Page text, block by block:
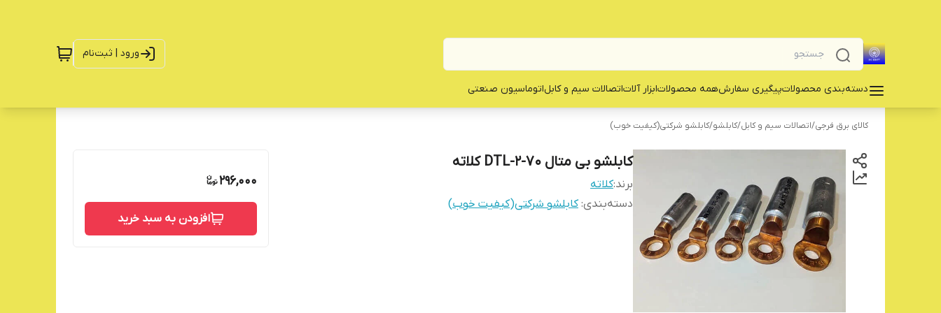
ورود | ثبت‌نام
دسته‌بندی محصولاتپیگیری سفارشهمه محصولات‌ابزار آلاتاتصالات سیم و کابلاتوماسیون صنعتی
کالای برق فرجی/اتصالات سیم و کابل/کابلشو/کابلشو شرکتی(کیفیت خوب)
کابلشو بی متال DTL-2-70 کلاته
برند:کلاته
دسته‌بندی:کابلشو شرکتی(کیفیت خوب)
296,000
افزودن به سبد خرید